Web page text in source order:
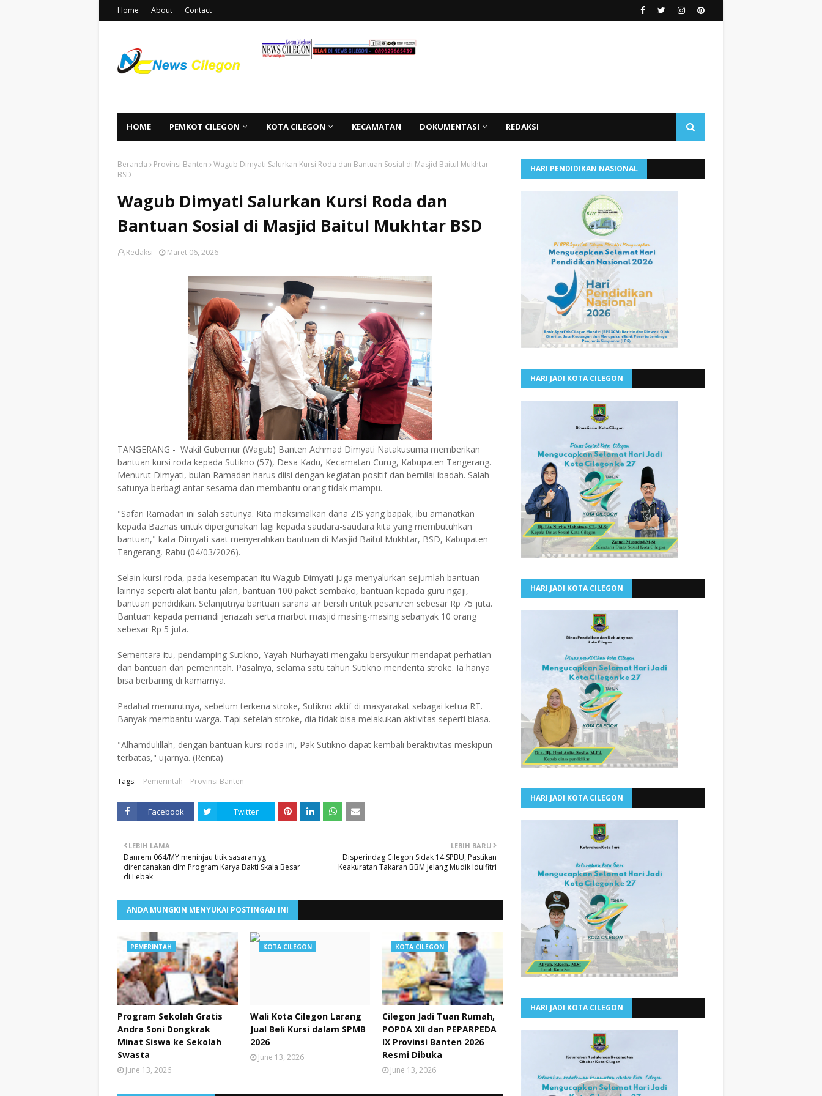
Home About Contact
HOME PEMKOT CILEGON KOTA CILEGON KECAMATAN DOKUMENTASI REDAKSI
Beranda Provinsi Banten
Wagub Dimyati Salurkan Kursi Roda dan Bantuan Sosial di Masjid Baitul Mukhtar
BSD
Wagub Dimyati Salurkan Kursi Roda dan
Bantuan Sosial di Masjid Baitul Mukhtar BSD
Redaksi Maret 06, 2026
TANGERANG - Wakil Gubernur (Wagub) Banten Achmad Dimyati Natakusuma memberikan
bantuan kursi roda kepada Sutikno (57), Desa Kadu, Kecamatan Curug, Kabupaten Tangerang.
Menurut Dimyati, bulan Ramadan harus diisi dengan kegiatan positif dan bernilai ibadah. Salah
satunya berbagi antar sesama dan membantu orang tidak mampu.
"Safari Ramadan ini salah satunya. Kita maksimalkan dana ZIS yang bapak, ibu amanatkan
kepada Baznas untuk dipergunakan lagi kepada saudara-saudara kita yang membutuhkan
bantuan," kata Dimyati saat menyerahkan bantuan di Masjid Baitul Mukhtar, BSD, Kabupaten
Tangerang, Rabu (04/03/2026).
Selain kursi roda, pada kesempatan itu Wagub Dimyati juga menyalurkan sejumlah bantuan
lainnya seperti alat bantu jalan, bantuan 100 paket sembako, bantuan kepada guru ngaji,
bantuan pendidikan. Selanjutnya bantuan sarana air bersih untuk pesantren sebesar Rp 75 juta.
Bantuan kepada pemandi jenazah serta marbot masjid masing-masing sebanyak 10 orang
sebesar Rp 5 juta.
Sementara itu, pendamping Sutikno, Yayah Nurhayati mengaku bersyukur mendapat perhatian
dan bantuan dari pemerintah. Pasalnya, selama satu tahun Sutikno menderita stroke. Ia hanya
bisa berbaring di kamarnya.
Padahal menurutnya, sebelum terkena stroke, Sutikno aktif di masyarakat sebagai ketua RT.
Banyak membantu warga. Tapi setelah stroke, dia tidak bisa melakukan aktivitas seperti biasa.
"Alhamdulillah, dengan bantuan kursi roda ini, Pak Sutikno dapat kembali beraktivitas meskipun
terbatas," ujarnya. (Renita)
Tags: Pemerintah Provinsi Banten
Facebook Twitter
LEBIH BARU
Disperindag Cilegon Sidak 14 SPBU, Pastikan
Keakuratan Takaran BBM Jelang Mudik Idulfitri
LEBIH LAMA
Danrem 064/MY meninjau titik sasaran yg
direncanakan dlm Program Karya Bakti Skala Besar
di Lebak
ANDA MUNGKIN MENYUKAI POSTINGAN INI
PEMERINTAH
Program Sekolah Gratis
Andra Soni Dongkrak
Minat Siswa ke Sekolah
Swasta
June 13, 2026
KOTA CILEGON
Wali Kota Cilegon Larang
Jual Beli Kursi dalam SPMB
2026
June 13, 2026
KOTA CILEGON
Cilegon Jadi Tuan Rumah,
POPDA XII dan PEPARPEDA
IX Provinsi Banten 2026
Resmi Dibuka
June 13, 2026
HARI PENDIDIKAN NASIONAL
HARI JADI KOTA CILEGON
HARI JADI KOTA CILEGON
HARI JADI KOTA CILEGON
HARI JADI KOTA CILEGON